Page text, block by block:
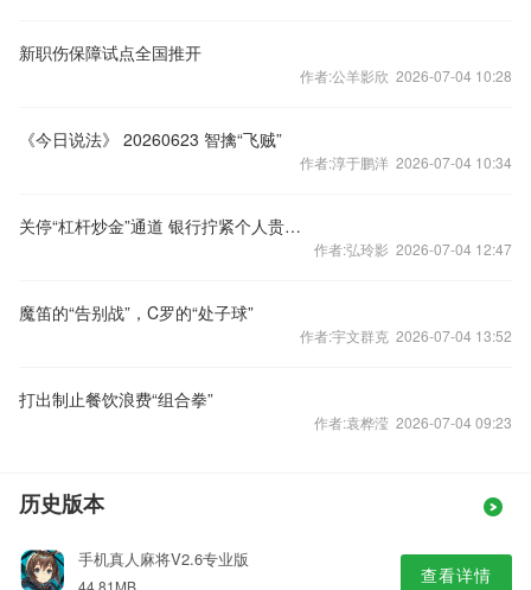
新职伤保障试点全国推开
作者:公羊影欣 2026-07-04 10:28
《今日说法》 20260623 智擒“飞贼”
作者:淳于鹏洋 2026-07-04 10:34
关停“杠杆炒金”通道 银行拧紧个人贵金属业务风险阀门
作者:弘玲影 2026-07-04 12:47
魔笛的“告别战”，C罗的“处子球”
作者:宇文群克 2026-07-04 13:52
打出制止餐饮浪费“组合拳”
作者:袁桦滢 2026-07-04 09:23
历史版本
手机真人麻将V2.6专业版
44.81MB 查看详情